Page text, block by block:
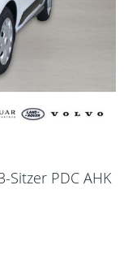
Sitzer PDC AHK